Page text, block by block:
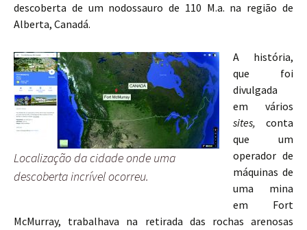
descoberta de um nodossauro de 110 M.a. na região de
Alberta, Canadá.
Localização da cidade onde uma
descoberta incrível ocorreu.
A história,
que foi
divulgada
em vários
sites, conta
que um
operador de
máquinas de
uma mina
em Fort
McMurray, trabalhava na retirada das rochas arenosas